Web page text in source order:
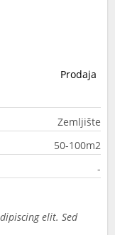
Prodaja
Zemljište
50-100m2
-
elit. Sed